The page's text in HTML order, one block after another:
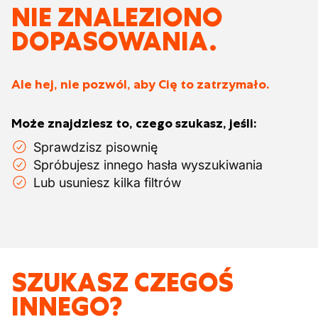
NIE ZNALEZIONO
DOPASOWANIA.
Ale hej, nie pozwól, aby Cię to zatrzymało.
Może znajdziesz to, czego szukasz, jeśli:
Sprawdzisz pisownię
Spróbujesz innego hasła wyszukiwania
Lub usuniesz kilka filtrów
SZUKASZ CZEGOŚ
INNEGO?